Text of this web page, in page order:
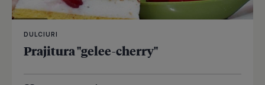
DULCIURI
Prajitura "gelee-cherry"